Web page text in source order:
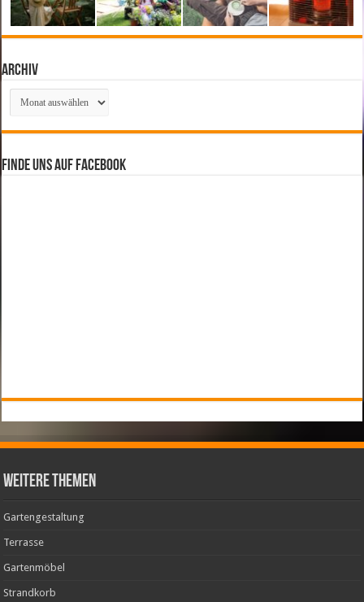
Archiv
Archiv
Finde uns auf Facebook
weitere Themen
Gartengestaltung
Terrasse
Gartenmöbel
Strandkorb